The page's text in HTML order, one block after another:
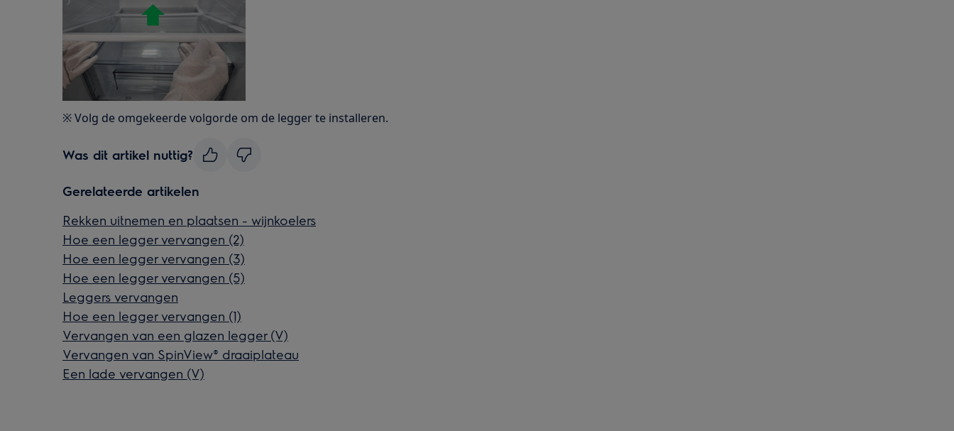
※ Volg de omgekeerde volgorde om de legger te installeren.
Was dit artikel nuttig?
Gerelateerde artikelen
Rekken uitnemen en plaatsen - wijnkoelers
Hoe een legger vervangen (2)
Hoe een legger vervangen (3)
Hoe een legger vervangen (5)
Leggers vervangen
Hoe een legger vervangen (1)
Vervangen van een glazen legger (V)
Vervangen van SpinView® draaiplateau
Een lade vervangen (V)